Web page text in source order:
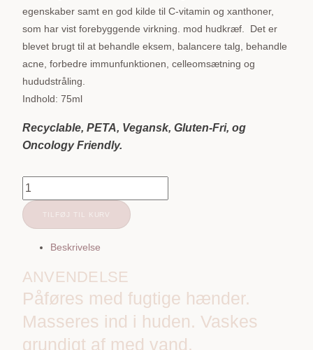
egenskaber samt en god kilde til C-vitamin og xanthoner,
som har vist forebyggende virkning. mod hudkræf. Det er
blevet brugt til at behandle eksem, balancere talg, behandle
acne, forbedre immunfunktionen, celleomsætning og
hududstråling.
Indhold: 75ml
Recyclable, PETA, Vegansk, Gluten-Fri, og
Oncology Friendly.
Osmosis
|
Lift
Cleansing
Balm
75ml
antal
TILFØJ TIL KURV
Beskrivelse
ANVENDELSE
Påføres med fugtige hænder.
Masseres ind i huden. Vaskes
grundigt af med vand.